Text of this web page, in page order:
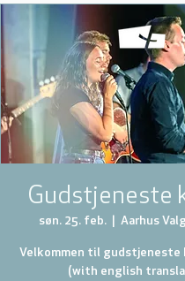
Gudstjeneste
søn. 25. feb. Aarhus
Velkommen til gudstjeneste
(with english